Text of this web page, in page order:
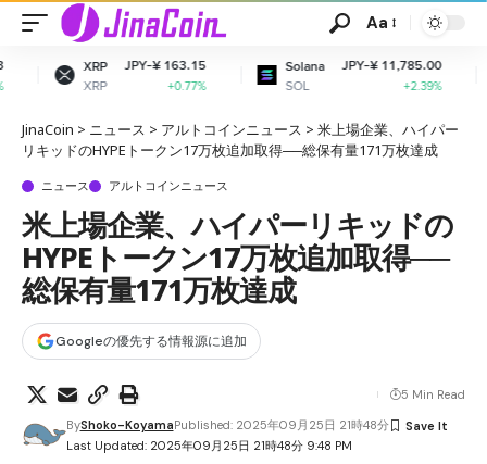
Aa
JPY-¥ 163.15
+0.77%
Solana
SOL
JPY-¥ 11,785.00
+2.39%
Dogecoin
DOGE
JinaCoin > ニュース > アルトコインニュース > 米上場企業、ハイパー
リキッドのHYPEトークン17万枚追加取得──総保有量171万枚達成
ニュース アルトコインニュース
米上場企業、ハイパーリキッドの
HYPEトークン17万枚追加取得──
総保有量171万枚達成
Googleの優先する情報源に追加
Last Updated: 2025年09月25日 21時48分 9:48 PM
ByShoko-KoyamaPublished: 2025年09月25日 21時48分
5 Min Read